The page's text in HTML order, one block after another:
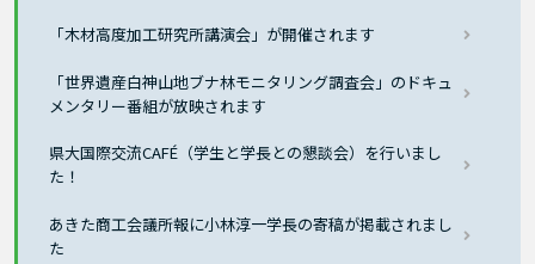
「木材高度加工研究所講演会」が開催されます
「世界遺産白神山地ブナ林モニタリング調査会」のドキュ
メンタリー番組が放映されます
県大国際交流CAFÉ（学生と学長との懇談会）を行いまし
た！
あきた商工会議所報に小林淳一学長の寄稿が掲載されまし
た